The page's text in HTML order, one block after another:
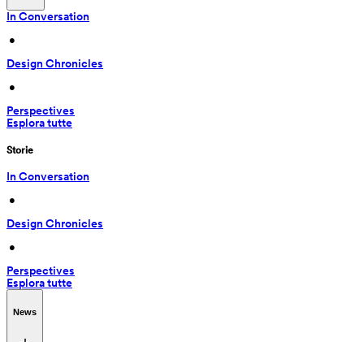
In Conversation
•
Design Chronicles
•
Perspectives
Esplora tutte
Storie
In Conversation
•
Design Chronicles
•
Perspectives
Esplora tutte
News